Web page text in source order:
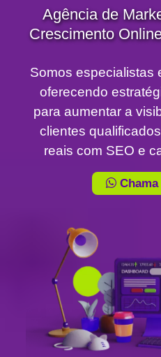
Agência de
Crescimento
Somos especialistas
oferecendo
para aumentar a
clientes
reais com SEO e